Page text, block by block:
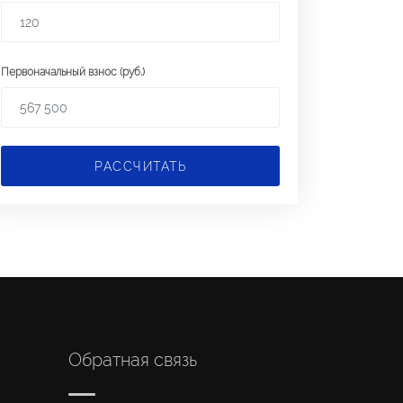
Первоначальный взнос (руб.)
РАССЧИТАТЬ
Обратная связь